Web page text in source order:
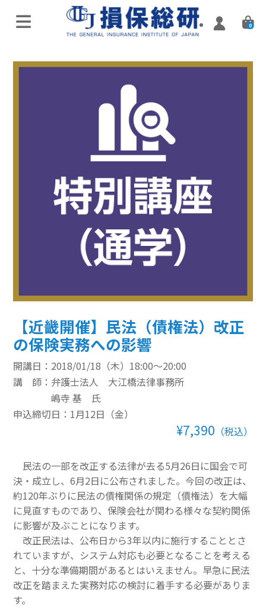
0
Zoomミーティング講座
実施済み講座
ハイブリッド（通学・配信）
eラーニング／通信講座
損害保険入門講座
Web配信講座
通信添削講座
損保講座通年コース
ベーシック講座
本科講座
上級講座
すべて表示 書籍
損害保険講座用テキスト
学術書
その他一般書籍
英文テキスト
【近畿開催】民法（債権法）改正
の保険実務への影響
開講日：2018/01/18（木）18:00～20:00
講 師： 弁護士法人 大江橋法律事務所
嶋寺 基 氏
申込締切日：1月12日（金）
¥7,390 （税込）
民法の一部を改正する法律が去る5月26日に国会で可
決・成立し、6月2日に公布されました。今回の改正は、
約120年ぶりに民法の債権関係の規定（債権法）を大幅
に見直すものであり、保険会社が関わる様々な契約関係
に影響が及ぶことになります。
改正民法は、公布日から3年以内に施行することとさ
れていますが、システム対応も必要となることを考える
と、十分な準備期間があるとはいえません。早急に民法
改正を踏まえた実務対応の検討に着手する必要がありま
す。